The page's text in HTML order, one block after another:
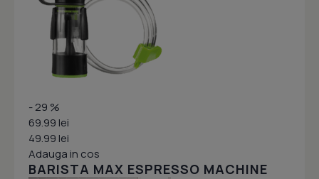
- 29 %
69.99 lei
49.99 lei
Adauga in cos
BARISTA MAX ESPRESSO MACHINE